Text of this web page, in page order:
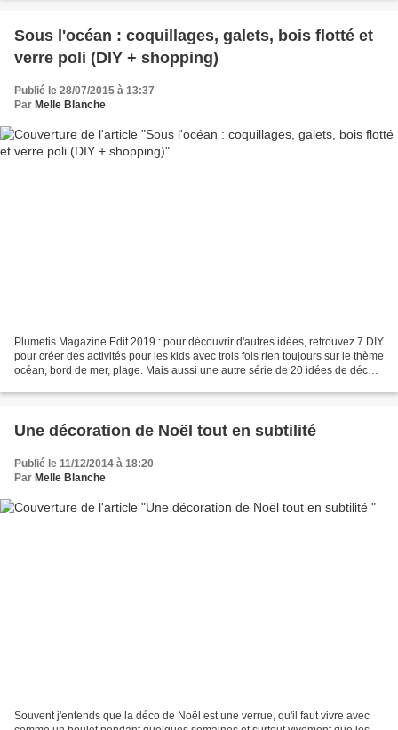
Sous l'océan : coquillages, galets, bois flotté et
verre poli (DIY + shopping)
Publié le 28/07/2015 à 13:37
Par Melle Blanche
Plumetis Magazine Edit 2019 : pour découvrir d'autres idées, retrouvez 7 DIY
pour créer des activités pour les kids avec trois fois rien toujours sur le thème
océan, bord de mer, plage. Mais aussi une autre série de 20 idées de déco
Une décoration de Noël tout en subtilité
Publié le 11/12/2014 à 18:20
Par Melle Blanche
Souvent j'entends que la déco de Noël est une verrue, qu'il faut vivre avec